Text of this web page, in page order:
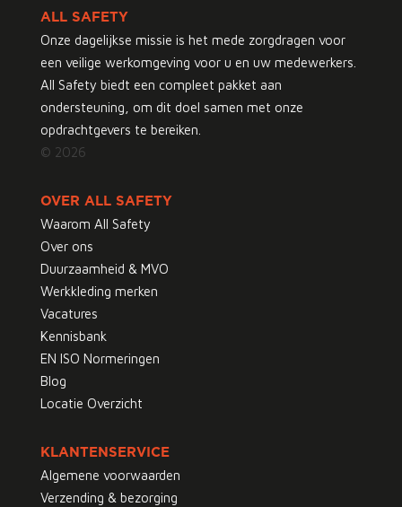
ALL SAFETY
Onze dagelijkse missie is het mede zorgdragen voor
een veilige werkomgeving voor u en uw medewerkers.
All Safety biedt een compleet pakket aan
ondersteuning, om dit doel samen met onze
opdrachtgevers te bereiken.
© 2026
OVER ALL SAFETY
Waarom All Safety
Over ons
Duurzaamheid & MVO
Werkkleding merken
Vacatures
Kennisbank
EN ISO Normeringen
Blog
Locatie Overzicht
KLANTENSERVICE
Algemene voorwaarden
Verzending & bezorging